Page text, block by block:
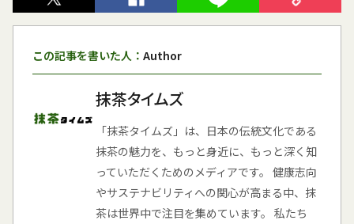
この記事を書いた人： Author
抹茶タイムズ
「抹茶タイムズ」は、日本の伝統文化である
抹茶の魅力を、もっと身近に、もっと深く知
っていただくためのメディアです。 健康志向
やサステナビリティへの関心が高まる中、抹
茶は世界中で注目を集めています。 私たち